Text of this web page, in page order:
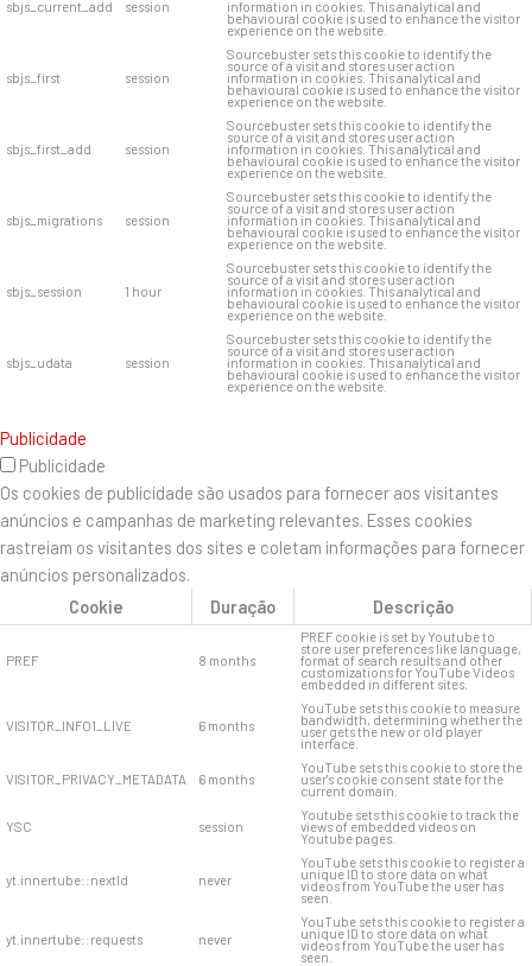
sbjs_current_add session information in cookies. This analytical and
behavioural cookie is used to enhance the visitor
experience on the website.
sbjs_first session
Sourcebuster sets this cookie to identify the
source of a visit and stores user action
information in cookies. This analytical and
behavioural cookie is used to enhance the visitor
experience on the website.
sbjs_first_add session
Sourcebuster sets this cookie to identify the
source of a visit and stores user action
information in cookies. This analytical and
behavioural cookie is used to enhance the visitor
experience on the website.
sbjs_migrations session
Sourcebuster sets this cookie to identify the
source of a visit and stores user action
information in cookies. This analytical and
behavioural cookie is used to enhance the visitor
experience on the website.
sbjs_session 1 hour
Sourcebuster sets this cookie to identify the
source of a visit and stores user action
information in cookies. This analytical and
behavioural cookie is used to enhance the visitor
experience on the website.
sbjs_udata session
Sourcebuster sets this cookie to identify the
source of a visit and stores user action
information in cookies. This analytical and
behavioural cookie is used to enhance the visitor
experience on the website.
Publicidade
Publicidade
Os cookies de publicidade são usados ​​para fornecer aos visitantes
anúncios e campanhas de marketing relevantes. Esses cookies
rastreiam os visitantes dos sites e coletam informações para fornecer
anúncios personalizados.
Cookie
Duração Descrição
PREF 8 months
PREF cookie is set by Youtube to
store user preferences like language,
format of search results and other
customizations for YouTube Videos
embedded in different sites.
VISITOR_INFO1_LIVE 6 months
YouTube sets this cookie to measure
bandwidth, determining whether the
user gets the new or old player
interface.
VISITOR_PRIVACY_METADATA 6 months
YouTube sets this cookie to store the
user's cookie consent state for the
current domain.
YSC session
Youtube sets this cookie to track the
views of embedded videos on
Youtube pages.
yt.innertube::nextId never
YouTube sets this cookie to register a
unique ID to store data on what
videos from YouTube the user has
seen.
yt.innertube::requests never
YouTube sets this cookie to register a
unique ID to store data on what
videos from YouTube the user has
seen.